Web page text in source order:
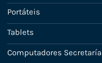
Portáteis
Tablets
Computadores Secretaría